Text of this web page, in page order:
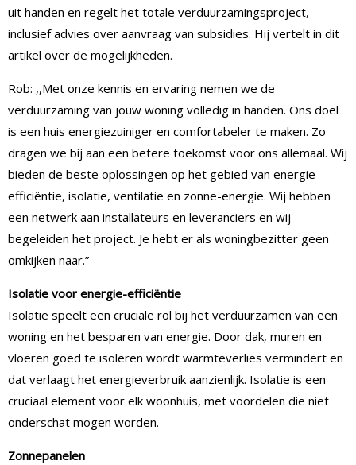
uit handen en regelt het totale verduurzamingsproject,
inclusief advies over aanvraag van subsidies. Hij vertelt in dit
artikel over de mogelijkheden.
Rob: ,,Met onze kennis en ervaring nemen we de
verduurzaming van jouw woning volledig in handen. Ons doel
is een huis energiezuiniger en comfortabeler te maken. Zo
dragen we bij aan een betere toekomst voor ons allemaal. Wij
bieden de beste oplossingen op het gebied van energie-
efficiëntie, isolatie, ventilatie en zonne-energie. Wij hebben
een netwerk aan installateurs en leveranciers en wij
begeleiden het project. Je hebt er als woningbezitter geen
omkijken naar.”
Isolatie voor energie-efficiëntie
Isolatie speelt een cruciale rol bij het verduurzamen van een
woning en het besparen van energie. Door dak, muren en
vloeren goed te isoleren wordt warmteverlies vermindert en
dat verlaagt het energieverbruik aanzienlijk. Isolatie is een
cruciaal element voor elk woonhuis, met voordelen die niet
onderschat mogen worden.
Zonnepanelen